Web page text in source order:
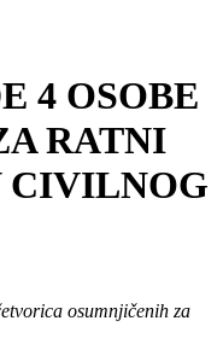
4 OSOBE
RATNI
CIVILNOG
osumnjičenih za